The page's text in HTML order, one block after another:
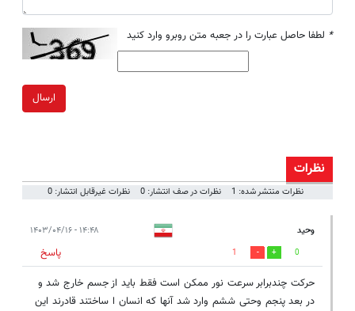
* لطفا حاصل عبارت را در جعبه متن روبرو وارد کنید
ارسال
نظرات
نظرات منتشر شده: 1 نظرات در صف انتشار: 0 نظرات غیرقابل انتشار: 0
وحید ۱۴:۴۸ - ۱۴۰۳/۰۴/۱۶
0
1
پاسخ
حرکت چندبرابر سرعت نور ممکن است فقط باید از جسم خارج شد و
در بعد پنجم وحتی ششم وارد شد آنها که انسان ا ساختند قادرند این